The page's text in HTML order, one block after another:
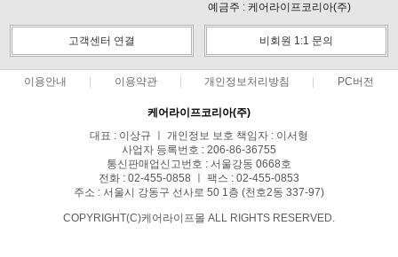
예금주 : 케어라이프코리아(주)
고객센터 연결 비회원 1:1 문의
이용안내 이용약관 개인정보처리방침 PC버전
케어라이프코리아(주)
대표 : 이상규 ㅣ 개인정보 보호 책임자 : 이서형
사업자 등록번호 : 206-86-36755
통신판매업신고번호 : 서울강동 0668호
전화 : 02-455-0858 ㅣ 팩스 : 02-455-0853
주소 : 서울시 강동구 선사로 50 1층 (천호2동 337-97)
COPYRIGHT(C)케어라이프몰 ALL RIGHTS RESERVED.